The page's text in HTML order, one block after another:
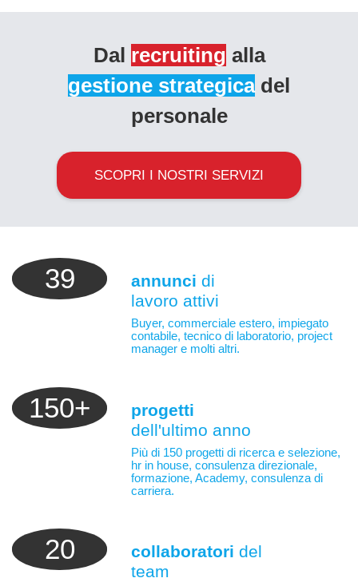
Dal recruiting alla
gestione strategica del
personale
SCOPRI I NOSTRI SERVIZI
39 annunci di
lavoro attivi
Buyer, commerciale estero, impiegato
contabile, tecnico di laboratorio, project
manager e molti altri.
150+
progetti
dell'ultimo anno
Più di 150 progetti di ricerca e selezione,
hr in house, consulenza direzionale,
formazione, Academy, consulenza di
carriera.
20 collaboratori del
team